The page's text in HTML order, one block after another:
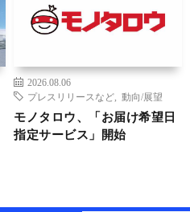
2026.08.06
プレスリリースなど
動向/展望
モノタロウ、「お届け希望日
指定サービス」開始